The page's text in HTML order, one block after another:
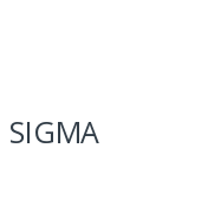
SIGMA